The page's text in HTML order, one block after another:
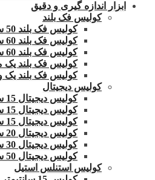
ابزار اندازه گیری و دقیق
کولیس فک بلند
کولیس فک بلند 50 سانتیمتر
کولیس فک بلند 60 سانتیمتر فک 15 سانتیمتر
کولیس فک بلند 60 سانتیمتر فک 20 سانتیمتر
کولیس فک بلند یک
کولیس فک بلند یک
کولیس دیجیتال
کولیس دیجیتال 15 سانتیمتر مدل IP54
کولیس دیجیتال 15 سانت IP67
کولیس دیجیتال 15 سانت سیلور
کولیس دیجیتال 20 سانتیمتر
کولیس دیجیتال 30 سانتیمتر
کولیس دیجیتال 50 سانتیمتر
کولیس استنلس استیل